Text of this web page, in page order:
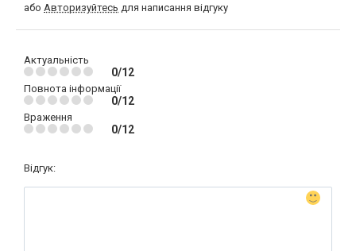
або Авторизуйтесь для написання відгуку
Актуальність
0/12
Повнота інформації
0/12
Враження
0/12
Відгук: